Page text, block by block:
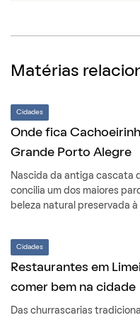
Matérias
Cidades
Onde fica
Grande Porto Alegre
Nascida da antiga cascata
concilia um dos maiores
beleza natural preservada
Cidades
Restaurantes em
comer bem na cidade
Das churrascarias